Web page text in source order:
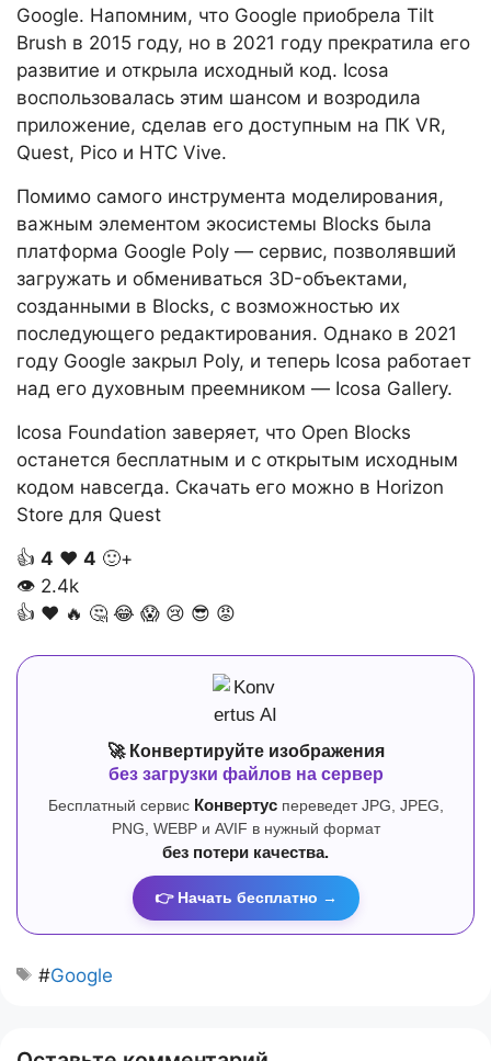
Google. Напомним, что Google приобрела Tilt
Brush в 2015 году, но в 2021 году прекратила его
развитие и открыла исходный код. Icosa
воспользовалась этим шансом и возродила
приложение, сделав его доступным на ПК VR,
Quest, Pico и HTC Vive.
Помимо самого инструмента моделирования,
важным элементом экосистемы Blocks была
платформа Google Poly — сервис, позволявший
загружать и обмениваться 3D-объектами,
созданными в Blocks, с возможностью их
последующего редактирования. Однако в 2021
году Google закрыл Poly, и теперь Icosa работает
над его духовным преемником — Icosa Gallery.
Icosa Foundation заверяет, что Open Blocks
останется бесплатным и с открытым исходным
кодом навсегда. Скачать его можно в Horizon
Store для Quest
👍 4 ❤️ 4 🙂+
👁 2.4k
👍 ❤️ 🔥 🤔 😂 😱 😢 😎 😡
🚀 Конвертируйте изображения
без загрузки файлов на сервер
Бесплатный сервис Конвертуспереведет JPG, JPEG,
PNG, WEBP и AVIF в нужный формат
без потери качества.
👉 Начать бесплатно →
#Google